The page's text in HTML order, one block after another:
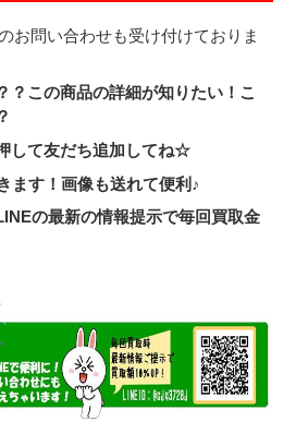
お問い合わせも受け付けておりま
？この商品の詳細が知りたい！こ
して友だち追加してね☆
ます！画像も送れて便利♪
の最新の情報提示で毎回買取金